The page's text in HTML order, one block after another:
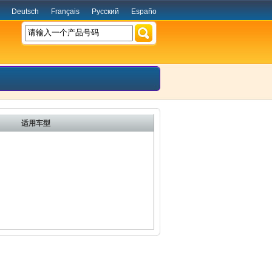
Deutsch Français Русский Españo
请输入一个产品号码
适用车型